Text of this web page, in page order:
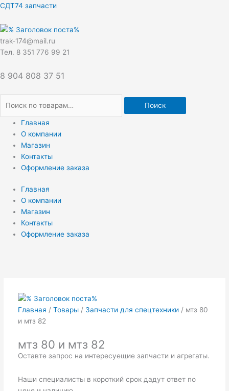
Перейти
содержимому
СДТ74 запчасти
trak-174@mail.ru
Тел. 8 351 776 99 21
8 904 808 37 51
Искать:
Поиск
Главная
О компании
Магазин
Контакты
Оформление заказа
Главная
О компании
Магазин
Контакты
Оформление заказа
Главная / Товары/ Запчасти для спецтехники / мтз 80
и мтз 82
мтз 80 и мтз 82
Оставте запрос на интересуещие запчасти и агрегаты.
Наши специалисты в короткий срок дадут ответ по